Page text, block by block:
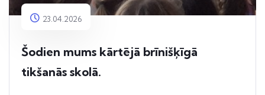
23.04.2026
Šodien mums kārtējā brīnišķīgā
tikšanās skolā.